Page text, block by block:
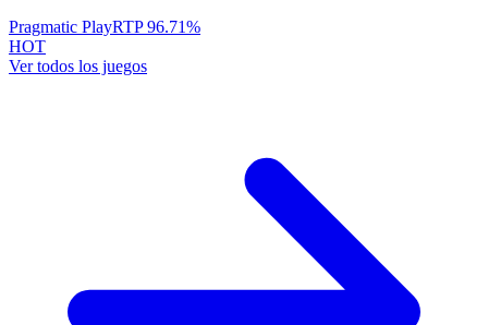
Pragmatic PlayRTP96.71%
HOT
Ver todos los juegos